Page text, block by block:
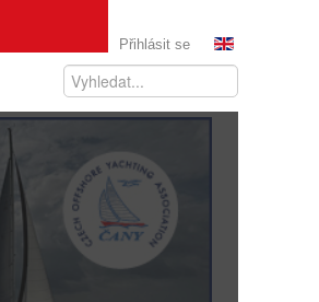
Přihlásit se